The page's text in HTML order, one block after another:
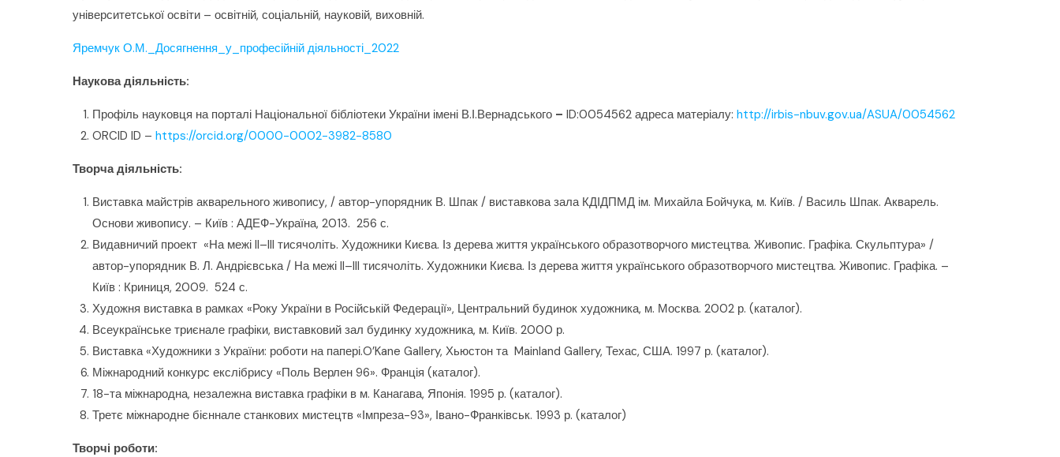
університетської освіти – освітній, соціальній, науковій, виховній.
Яремчук О.М._Досягнення_у_професійній діяльності_2022
Наукова діяльність:
Профіль науковця на порталі Національної бібліотеки України імені В.І.Вернадського – ID:0054562 адреса матеріалу: http://irbis-nbuv.gov.ua/ASUA/0054562
ORCID ID – https://orcid.org/0000-0002-3982-8580
Творча діяльність:
Виставка майстрів акварельного живопису, / автор-упорядник В. Шпак / виставкова зала КДІДПМД ім. Михайла Бойчука, м. Київ. / Василь Шпак. Акварель.
Основи живопису. – Київ : АДЕФ-Україна, 2013. 256 с.
Видавничий проект «На межі II–III тисячоліть. Художники Києва. Із дерева життя українського образотворчого мистецтва. Живопис. Графіка. Скульптура» /
автор-упорядник В. Л. Андрієвська / На межі II–III тисячоліть. Художники Києва. Із дерева життя українського образотворчого мистецтва. Живопис. Графіка. –
Київ : Криниця, 2009. 524 с.
Художня виставка в рамках «Року України в Російській Федерації», Центральний будинок художника, м. Москва. 2002 р. (каталог).
Всеукраїнське триєнале графіки, виставковий зал будинку художника, м. Київ. 2000 р.
Виставка «Художники з України: роботи на папері.O’Kane Gallery, Хьюстон та Mainland Gallery, Техас, США. 1997 р. (каталог).
Міжнародний конкурс екслібрису «Поль Верлен 96». Франція (каталог).
18-та міжнародна, незалежна виставка графіки в м. Канагава, Японія. 1995 р. (каталог).
Третє міжнародне бієннале станкових мистецтв «Імпреза-93», Івано-Франківськ. 1993 р. (каталог)
Творчі роботи: